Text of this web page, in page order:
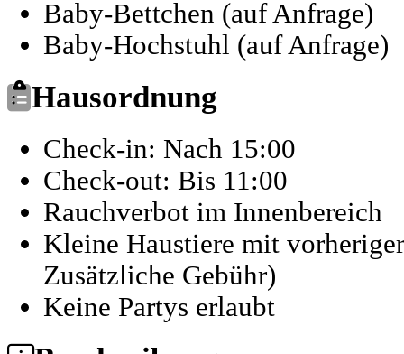
Baby-Bettchen (auf Anfrage)
Baby-Hochstuhl (auf Anfrage)
Hausordnung
Check-in: Nach 15:00
Check-out: Bis 11:00
Rauchverbot im Innenbereich
Kleine Haustiere mit
Zusätzliche Gebühr)
Keine Partys erlaubt